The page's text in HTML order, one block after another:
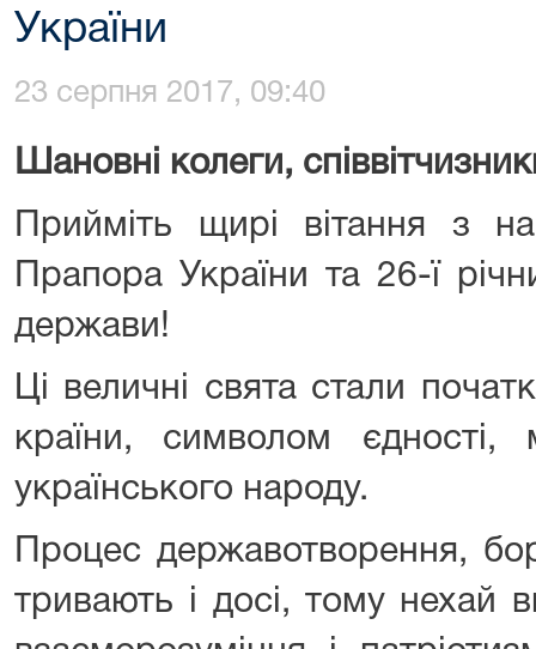
України
23 серпня 2017, 09:40
Шановні колеги,
Прийміть щирі вітання з
Прапора України та 26-ї
держави!
Ці величні свята стали
країни, символом єдності,
українського народу.
Процес державотворення,
тривають і досі, тому нехай